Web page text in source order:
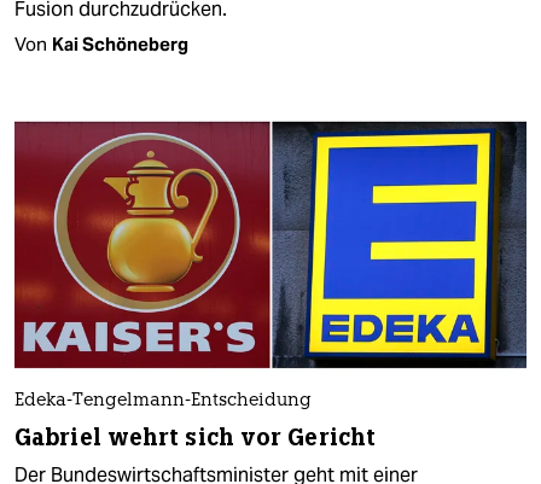
Fusion durchzudrücken.
Von Kai Schöneberg
Edeka-Tengelmann-Entscheidung
Gabriel wehrt sich vor Gericht
Der Bundeswirtschaftsminister geht mit einer